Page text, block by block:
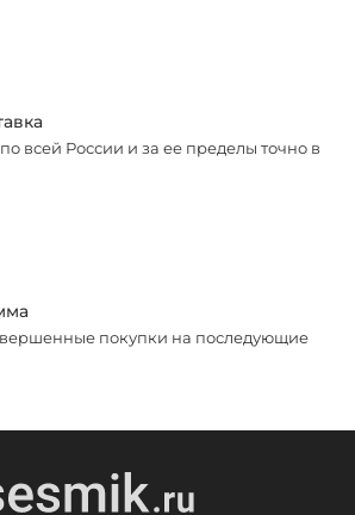
всей России и за ее пределы точно в
покупки на последующие